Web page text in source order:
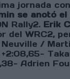
jornada
se anotó
Rally2. Erik
del WRC2,
/
Adrien